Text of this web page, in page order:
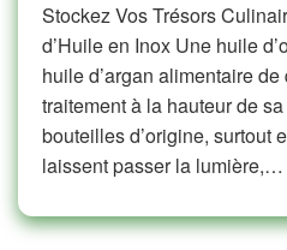
Stockez Vos Trésors
d’Huile en Inox Une huile
huile d’argan alimentaire
traitement à la hauteur de
bouteilles d’origine, surtout
laissent passer la lumière,…